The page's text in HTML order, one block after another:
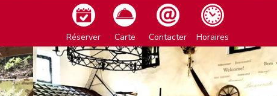
Réserver Carte Contacter Horaires